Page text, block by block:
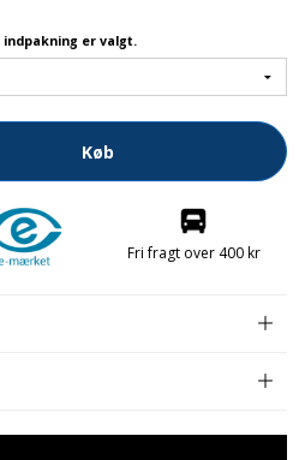
er valgt.
Køb
Fri fragt over 400 kr